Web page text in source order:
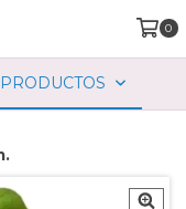
0
PRODUCTOS